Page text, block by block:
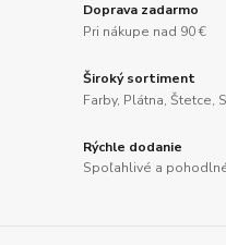
Doprava zadarmo
Pri nákupe nad 90 €
Široký sortiment
Farby, Plátna, Štetce,
Rýchle dodanie
Spoľahlivé a